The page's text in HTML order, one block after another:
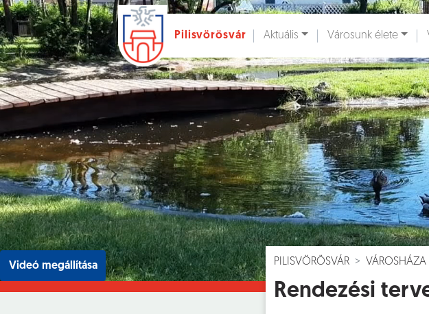
Ugrás a fő tartalomhoz
Pilisvörösvár Aktuális Városunk élete
Videó megállítása PILISVÖRÖSVÁR VÁROSHÁZA
Rendezési
Hírek [] Események []